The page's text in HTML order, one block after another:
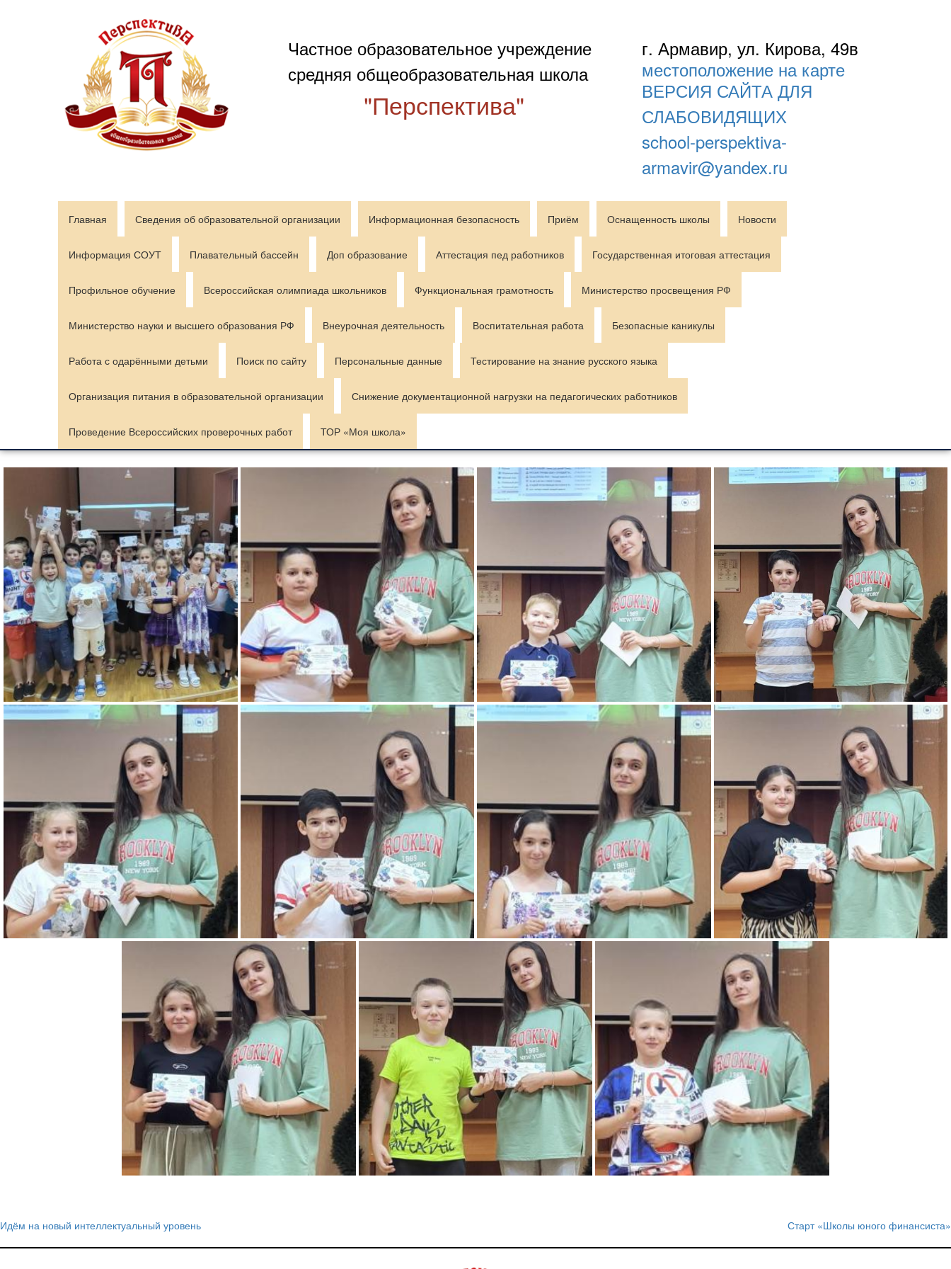
Частное образовательное учреждение
средняя общеобразовательная школа
"Перспектива"
г. Армавир, ул. Кирова, 49в
местоположение на карте
ВЕРСИЯ САЙТА ДЛЯ
СЛАБОВИДЯЩИХ
school-perspektiva-
armavir@yandex.ru
Главная Сведения об образовательной организации Информационная безопасность Приём Оснащенность школы Новости
Информация СОУТ Плавательный бассейн Доп образование Аттестация пед работников Государственная итоговая аттестация
Профильное обучение Всероссийская олимпиада школьников Функциональная грамотность Министерство просвещения РФ
Министерство науки и высшего образования РФ Внеурочная деятельность Воспитательная работа Безопасные каникулы
Работа с одарёнными детьми Поиск по сайту Персональные данные Тестирование на знание русского языка
Организация питания в образовательной организации Снижение документационной нагрузки на педагогических работников
Проведение Всероссийских проверочных работ ТОР «Моя школа»
Идём на новый интеллектуальный уровень Старт «Школы юного финансиста»